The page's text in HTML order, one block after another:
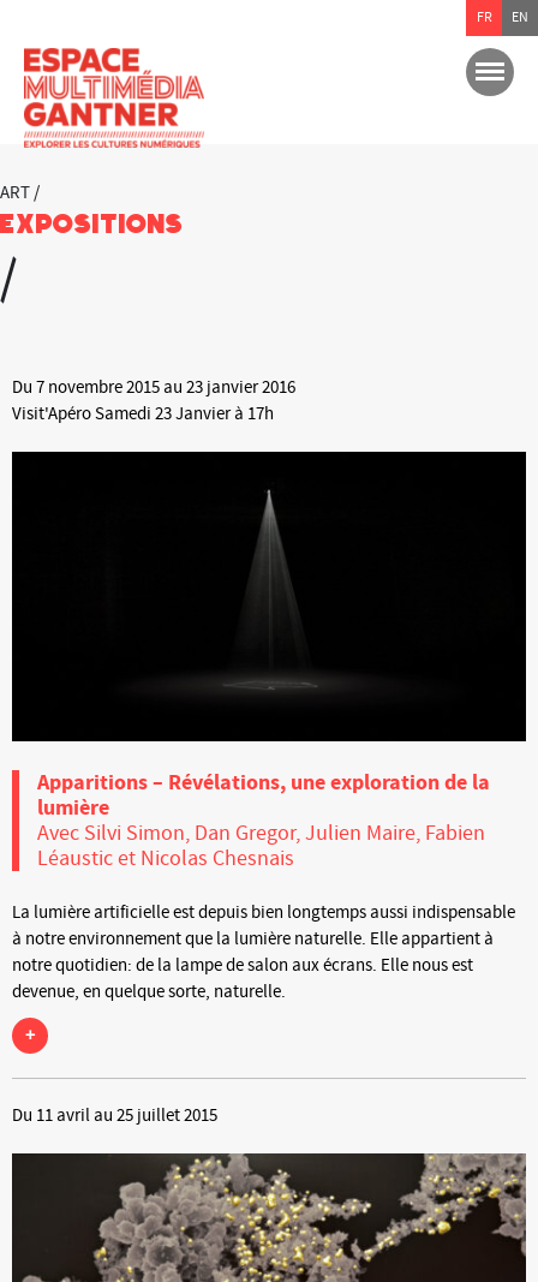
ART /
Expositions
/
Du 7 novembre 2015 au 23 janvier 2016
Visit'Apéro Samedi 23 Janvier à 17h
Apparitions – Révélations, une exploration de la
lumière
Avec Silvi Simon, Dan Gregor, Julien Maire, Fabien
Léaustic et Nicolas Chesnais
La lumière artificielle est depuis bien longtemps aussi indispensable
à notre environnement que la lumière naturelle. Elle appartient à
notre quotidien: de la lampe de salon aux écrans. Elle nous est
devenue, en quelque sorte, naturelle.
+
Du 11 avril au 25 juillet 2015
FR EN